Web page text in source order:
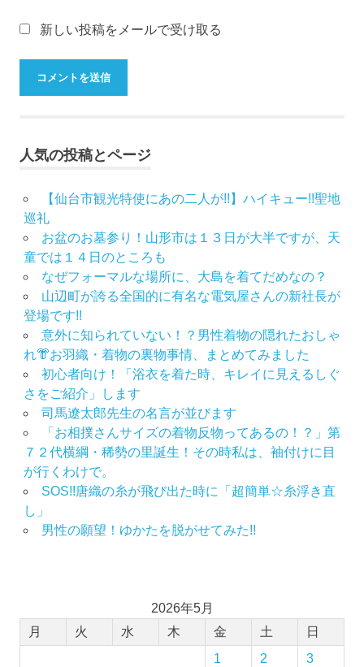
形
山
着
物
布
施
染
店
思
い
出
つ
く
り
思
い
出
い
新しい投稿をメールで受け取る
人気の投稿とページ
【仙台市観光特使にあの二人が!!】ハイキュー!!聖地
巡礼
お盆のお墓参り！山形市は１３日が大半ですが、天
童では１４日のところも
なぜフォーマルな場所に、大島を着てだめなの？
山辺町が誇る全国的に有名な電気屋さんの新社長が
登場です!!
意外に知られていない！？男性着物の隠れたおしゃ
れ👘お羽織・着物の裏物事情、まとめてみました
初心者向け！「浴衣を着た時、キレイに見えるしぐ
さをご紹介」します
司馬遼太郎先生の名言が並びます
「お相撲さんサイズの着物反物ってあるの！？」第
７２代横綱・稀勢の里誕生！その時私は、袖付けに目
が行くわけで。
SOS!!唐織の糸が飛び出た時に「超簡単☆糸浮き直
し」
男性の願望！ゆかたを脱がせてみた!!
2026年5月
月
火 水 木 金 土
日
1
2
3